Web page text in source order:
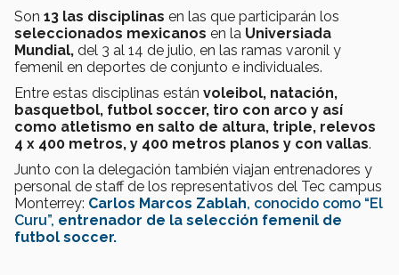
Son 13 las disciplinas en las que participarán los
seleccionados mexicanos en la Universiada
Mundial, del 3 al 14 de julio, en las ramas varonil y
femenil en deportes de conjunto e individuales.
Entre estas disciplinas están voleibol, natación,
basquetbol, futbol soccer, tiro con arco y así
como atletismo en salto de altura, triple, relevos
4 x 400 metros, y 400 metros planos y con vallas.
Junto con la delegación también viajan entrenadores y
personal de staff de los representativos del Tec campus
Monterrey: Carlos Marcos Zablah, conocido como “El
Curu”, entrenador de la selección femenil de
futbol soccer.